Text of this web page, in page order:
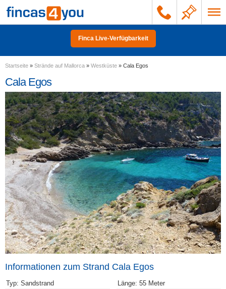
Finca Live-Verfügbarkeit
Startseite » Strände auf Mallorca » Westküste » Cala Egos
Cala Egos
Informationen zum Strand Cala Egos
Typ: Sandstrand
Länge: 55 Meter